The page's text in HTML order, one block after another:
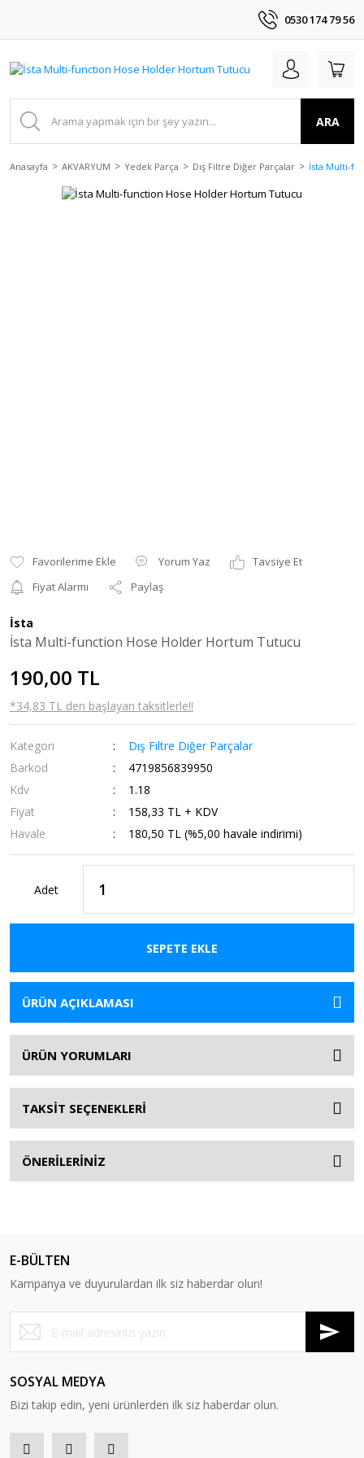
0530 174 79 56
ARA
Anasayfa AKVARYUM Yedek Parça Dış Filtre Diğer Parçalar İsta Multi-
Yorum Yaz
Tavsiye Et
Fiyat Alarmı
Paylaş
İsta
İsta Multi-function Hose Holder Hortum Tutucu
190,00 TL
*34,83 TL den başlayan taksitlerle!!
Kategori
Dış Filtre Diğer Parçalar
Barkod
4719856839950
Kdv
1.18
Fiyat
158,33 TL + KDV
Havale
180,50 TL (%5,00 havale indirimi)
Adet
SEPETE EKLE
ÜRÜN AÇIKLAMASI
ÜRÜN YORUMLARI
TAKSİT SEÇENEKLERİ
ÖNERİLERİNİZ
E-BÜLTEN
Kampanya ve duyurulardan ilk siz haberdar olun!
SOSYAL MEDYA
Bizi takip edin, yeni ürünlerden ilk siz haberdar olun.